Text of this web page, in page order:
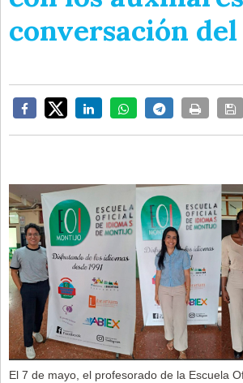
conversación
El 7 de mayo, el profesorado de la Escuela